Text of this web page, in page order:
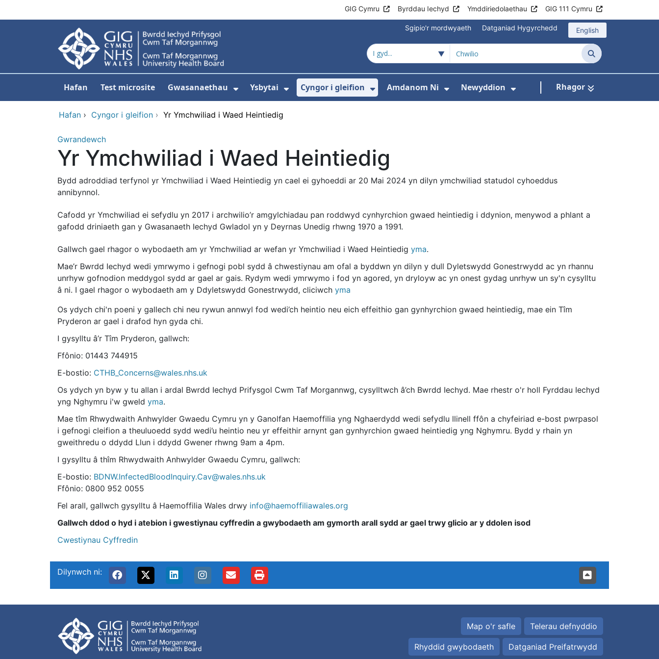
GIG Cymru Byrddau Iechyd Ymddiriedolaethau GIG 111 Cymru
Sgipio'r mordwyaeth Datganiad Hygyrchedd English
Chwilio
Hafan Test microsite Gwasanaethau
Dangos isddewislen ar gyfer Gwasanaethau
Ysbytai
Dangos isddewislen ar gyfer Ysbytai
Cyngor i gleifion
Dangos isddewislen ar gyfer Cyngor i gleifion
Amdanom Ni Newyddion Rhagor
Hafan › Cyngor i gleifion › Yr Ymchwiliad i Waed Heintiedig
Gwrandewch
Yr Ymchwiliad i Waed Heintiedig
Bydd adroddiad terfynol yr Ymchwiliad i Waed Heintiedig yn cael ei gyhoeddi ar 20 Mai 2024 yn dilyn ymchwiliad statudol cyhoeddus
annibynnol.
Cafodd yr Ymchwiliad ei sefydlu yn 2017 i archwilio’r amgylchiadau pan roddwyd cynhyrchion gwaed heintiedig i ddynion, menywod a phlant a
gafodd driniaeth gan y Gwasanaeth Iechyd Gwladol yn y Deyrnas Unedig rhwng 1970 a 1991.
Gallwch gael rhagor o wybodaeth am yr Ymchwiliad ar wefan yr Ymchwiliad i Waed Heintiedig yma.
Mae’r Bwrdd Iechyd wedi ymrwymo i gefnogi pobl sydd â chwestiynau am ofal a byddwn yn dilyn y dull Dyletswydd Gonestrwydd ac yn rhannu
unrhyw gofnodion meddygol sydd ar gael ar gais. Rydym wedi ymrwymo i fod yn agored, yn dryloyw ac yn onest gydag unrhyw un sy'n cysylltu
â ni. I gael rhagor o wybodaeth am y Ddyletswydd Gonestrwydd, cliciwch yma
Os ydych chi'n poeni y gallech chi neu rywun annwyl fod wedi’ch heintio neu eich effeithio gan gynhyrchion gwaed heintiedig, mae ein Tîm
Pryderon ar gael i drafod hyn gyda chi.
I gysylltu â’r Tîm Pryderon, gallwch:
Ffônio: 01443 744915
E-bostio: CTHB_Concerns@wales.nhs.uk
Os ydych yn byw y tu allan i ardal Bwrdd Iechyd Prifysgol Cwm Taf Morgannwg, cysylltwch â’ch Bwrdd Iechyd. Mae rhestr o'r holl Fyrddau Iechyd
yng Nghymru i'w gweld yma.
Mae tîm Rhwydwaith Anhwylder Gwaedu Cymru yn y Ganolfan Haemoffilia yng Nghaerdydd wedi sefydlu llinell ffôn a chyfeiriad e-bost pwrpasol
i gefnogi cleifion a theuluoedd sydd wedi’u heintio neu yr effeithir arnynt gan gynhyrchion gwaed heintiedig yng Nghymru. Bydd y rhain yn
gweithredu o ddydd Llun i ddydd Gwener rhwng 9am a 4pm.
I gysylltu â thîm Rhwydwaith Anhwylder Gwaedu Cymru, gallwch:
E-bostio: BDNW.InfectedBloodInquiry.Cav@wales.nhs.uk
Ffônio: 0800 952 0055
Fel arall, gallwch gysylltu â Haemoffilia Wales drwy info@haemoffiliawales.org
Gallwch ddod o hyd i atebion i gwestiynau cyffredin a gwybodaeth am gymorth arall sydd ar gael trwy glicio ar y ddolen isod
Cwestiynau Cyffredin
Dilynwch ni:
Map o'r safle Telerau defnyddio
Rhyddid gwybodaeth Datganiad Preifatrwydd